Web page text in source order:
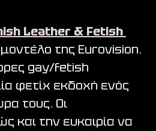
Leather & Fetish
της Eurovision.
gay/fetish
φετίχ εκδοχή ενός
τους. Οι
και την ευκαιρία να